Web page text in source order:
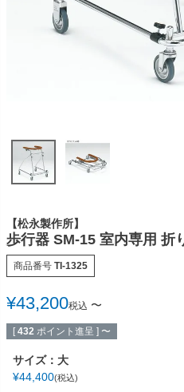
マッサ
物理療法
テーブル・ベッド
ディスポーザブルカバー
ワゴン／ダストボックス
ホームケア・ヘルスケア
用品
健康補助食品
エア
【松永製作所】
歩行器 SM-15 室内専用 折
商品番号 TI-1325
¥43,200税込 〜
[ 432 ポイント進呈 ] 〜
サイズ：大
¥44,400 税込